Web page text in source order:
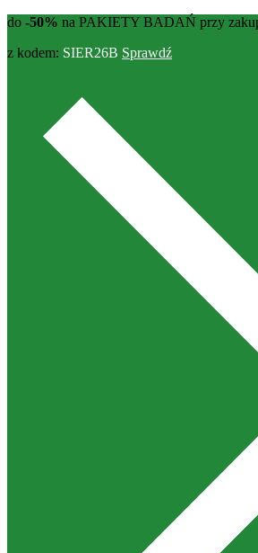
do -50% na PAKIETY BADAŃ przy
z kodem: SIER26B Sprawdź